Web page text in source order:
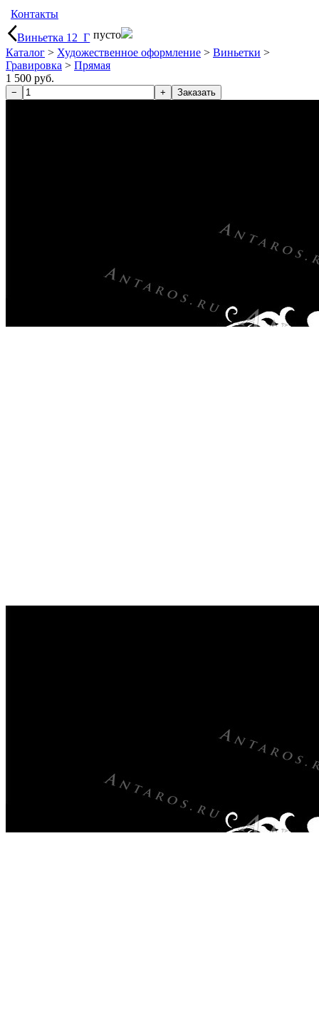
Контакты
Виньетка 12_Г пусто
Каталог > Художественное оформление > Виньетки >
Гравировка > Прямая
1 500 руб.